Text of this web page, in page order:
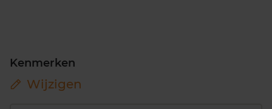
Kenmerken
Wijzigen